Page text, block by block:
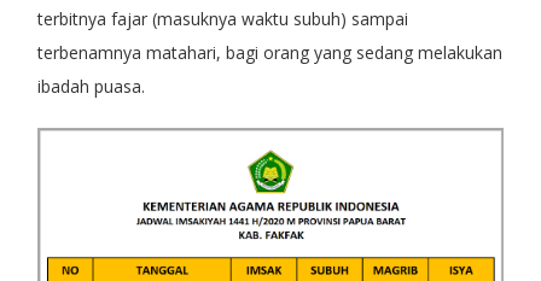
terbitnya fajar (masuknya waktu subuh) sampai
terbenamnya matahari, bagi orang yang sedang melakukan
ibadah puasa.